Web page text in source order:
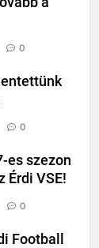
0
0
es szezon
Érdi VSE!
0
Football